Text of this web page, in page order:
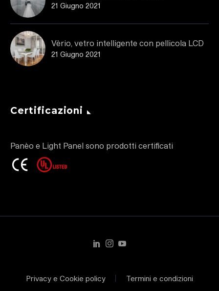
21 Giugno 2021
Vèrio, vetro intelligente con pellicola LCD
21 Giugno 2021
Certificazioni
Panèo e Light Panel sono prodotti certificati
Privacy e Cookie policy Termini e condizioni